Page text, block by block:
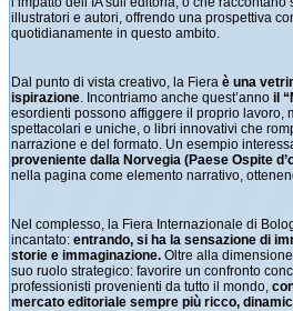
illustratori e autori, offrendo una prospettiva
quotidianamente in questo ambito.
Dal punto di vista creativo, la Fiera è una
ispirazione. Incontriamo anche quest’anno il
esordienti possono affiggere il proprio lavoro,
spettacolari e uniche, o libri innovativi che
narrazione e del formato. Un esempio
proveniente dalla Norvegia (Paese Ospite
nella pagina come elemento narrativo,
Nel complesso, la Fiera Internazionale di
incantato: entrando, si ha la sensazione di
storie e immaginazione. Oltre alla
suo ruolo strategico: favorire un confronto
professionisti provenienti da tutto il mondo,
mercato editoriale sempre più ricco,